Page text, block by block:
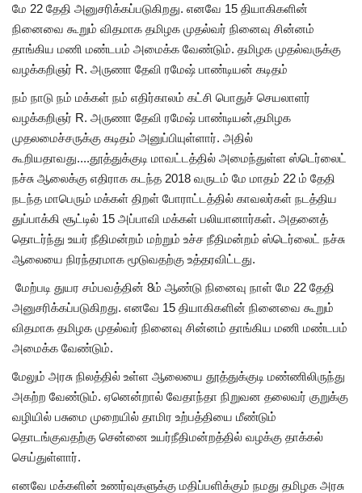
மே 22 தேதி அனுசரிக்கப்படுகிறது. எனவே 15 தியாகிகளின்
நினைவை கூறும் விதமாக தமிழக முதல்வர் நினைவு சின்னம்
தாங்கிய மணி மண்டபம் அமைக்க வேண்டும். தமிழக முதல்வருக்கு
வழக்கறிஞர் R. அருணா தேவி ரமேஷ் பாண்டியன் கடிதம்
நம் நாடு நம் மக்கள் நம் எதிர்காலம் கட்சி பொதுச் செயலாளர்
வழக்கறிஞர் R. அருணா தேவி ரமேஷ் பாண்டியன்,தமிழக
முதலமைச்சருக்கு கடிதம் அனுப்பியுள்ளார். அதில்
கூறியதாவது....தூத்துக்குடி மாவட்டத்தில் அமைந்துள்ள ஸ்டெர்லைட்
நச்சு ஆலைக்கு எதிராக கடந்த 2018 வருடம் மே மாதம் 22 ம் தேதி
நடந்த மாபெரும் மக்கள் திறள் போராட்டத்தில் காவலர்கள் நடத்திய
துப்பாக்கி சூட்டில் 15 அப்பாவி மக்கள் பலியானார்கள். அதனைத்
தொடர்ந்து உயர் நீதிமன்றம் மற்றும் உச்ச நீதிமன்றம் ஸ்டெர்லைட் நச்சு
ஆலையை நிரந்தரமாக மூடுவதற்கு உத்தரவிட்டது.
மேற்படி துயர சம்பவத்தின் 8ம் ஆண்டு நினைவு நாள் மே 22 தேதி
அனுசரிக்கப்படுகிறது. எனவே 15 தியாகிகளின் நினைவை கூறும்
விதமாக தமிழக முதல்வர் நினைவு சின்னம் தாங்கிய மணி மண்டபம்
அமைக்க வேண்டும்.
மேலும் அரசு நிலத்தில் உள்ள ஆலையை தூத்துக்குடி மண்ணிலிருந்து
அகற்ற வேண்டும். ஏனென்றால் வேதாந்தா நிறுவன தலைவர் குறுக்கு
வழியில் பசுமை முறையில் தாமிர உற்பத்தியை மீண்டும்
தொடங்குவதற்கு சென்னை உயர்நீதிமன்றத்தில் வழக்கு தாக்கல்
செய்துள்ளார்.
எனவே மக்களின் உணர்வுகளுக்கு மதிப்பளிக்கும் நமது தமிழக அரசு